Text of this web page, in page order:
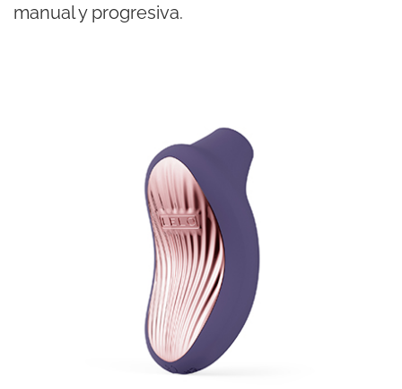
manual y progresiva.